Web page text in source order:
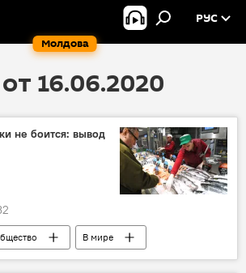
Молдова
РУС
16.06.2020
не боится: вывод
В мире